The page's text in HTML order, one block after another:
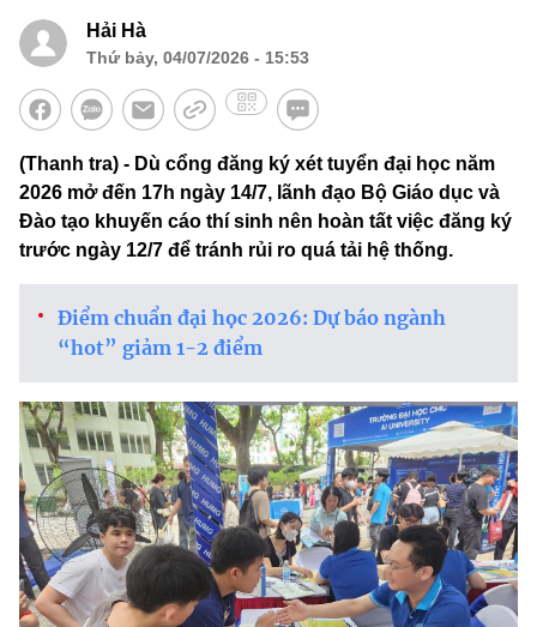
Hải Hà
Thứ bảy, 04/07/2026 - 15:53
(Thanh tra) - Dù cổng đăng ký xét tuyển đại học năm
2026 mở đến 17h ngày 14/7, lãnh đạo Bộ Giáo dục và
Đào tạo khuyến cáo thí sinh nên hoàn tất việc đăng ký
trước ngày 12/7 để tránh rủi ro quá tải hệ thống.
Điểm chuẩn đại học 2026: Dự báo ngành
“hot” giảm 1-2 điểm